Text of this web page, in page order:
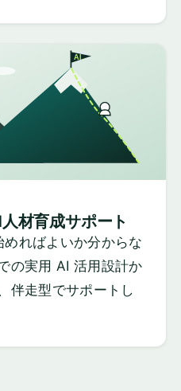
AI
材育成サポート
めればよいか分からな
の実用 AI 活用設計か
伴走型でサポートし